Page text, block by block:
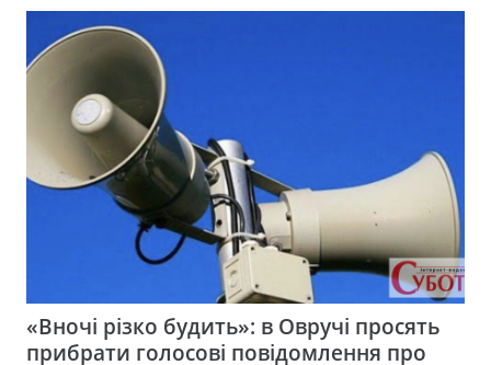
«Вночі різко будить»: в Овручі просять
прибрати голосові повідомлення про